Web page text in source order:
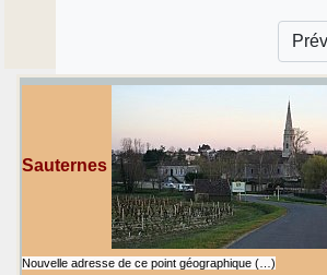
Sauternes
Nouvelle adresse de ce point géographique (…)